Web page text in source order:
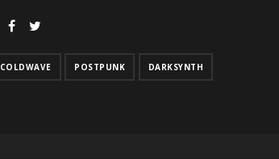
COLDWAVE POSTPUNK DARKSYNTH